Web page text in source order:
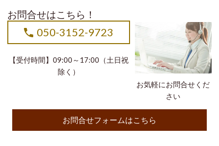
お問合せはこちら！
お気軽にお問合せくだ
さい
050-3152-9723
【受付時間】09:00～17:00（土日祝
除く）
お問合せフォームはこちら